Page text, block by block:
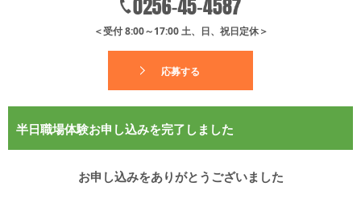
＜受付 8:00～17:00 土、日、祝日定休＞
応募する
半日職場体験お申し込みを完了しました
お申し込みをありがとうございました